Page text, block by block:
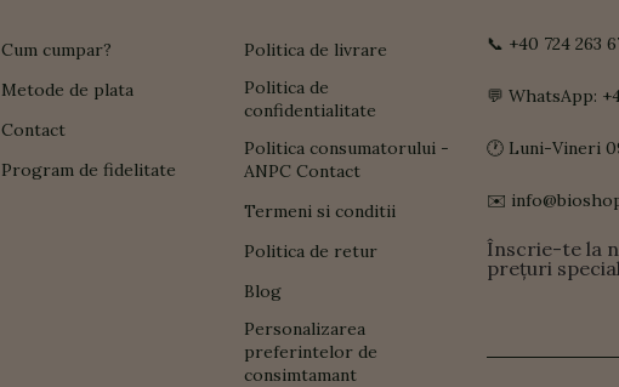
Cum cumpar?
Metode de plata
Contact
Program de fidelitate
Politica de livrare
Politica de
confidentialitate
Politica consumatorului -
ANPC Contact
Termeni si conditii
Politica de retur
Blog
Personalizarea
preferintelor de
consimtamant
📞 +40 724 263
💬 WhatsApp:
🕐 Luni-Vineri
✉️
Înscrie-te la
prețuri